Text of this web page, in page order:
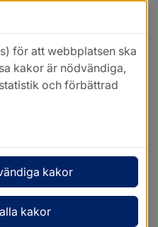
för att webbplatsen ska
kakor är nödvändiga,
och förbättrad
kakor
kakor